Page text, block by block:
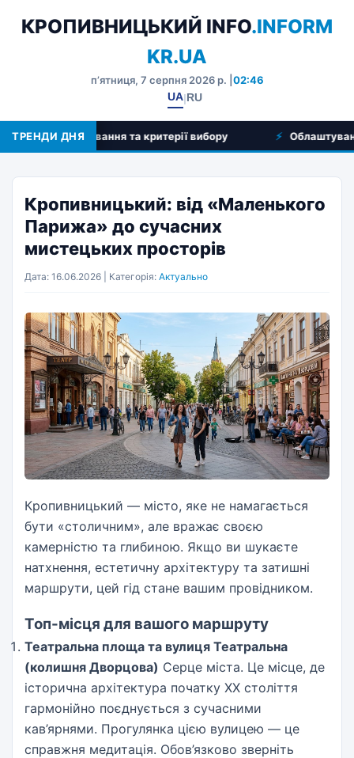
КРОПИВНИЦЬКИЙ INFO.INFORM
KR.UA
пʼятниця, 7 серпня 2026 р. | 02:46
UA|RU
ТРЕНДИ ДНЯ
застосування та критерії вибору Облаштування
Кропивницький: від «Маленького
Парижа» до сучасних
мистецьких просторів
Дата: 16.06.2026 | Категорія: Актуально
Кропивницький — місто, яке не намагається
бути «столичним», але вражає своєю
камерністю та глибиною. Якщо ви шукаєте
натхнення, естетичну архітектуру та затишні
маршрути, цей гід стане вашим провідником.
Топ-місця для вашого маршруту
Театральна площа та вулиця Театральна
(колишня Дворцова) Серце міста. Це місце, де
історична архітектура початку XX століття
гармонійно поєднується з сучасними
кав’ярнями. Прогулянка цією вулицею — це
справжня медитація. Обов’язково зверніть